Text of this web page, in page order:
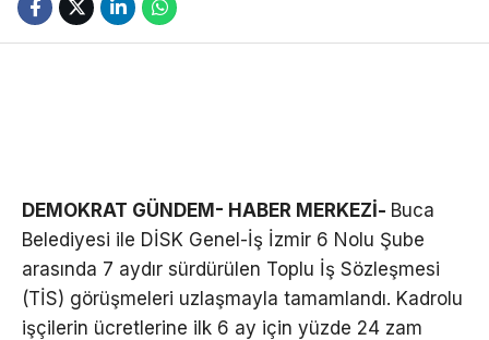
DEMOKRAT GÜNDEM- HABER MERKEZİ- Buca
Belediyesi ile DİSK Genel-İş İzmir 6 Nolu Şube
arasında 7 aydır sürdürülen Toplu İş Sözleşmesi
(TİS) görüşmeleri uzlaşmayla tamamlandı. Kadrolu
işçilerin ücretlerine ilk 6 ay için yüzde 24 zam